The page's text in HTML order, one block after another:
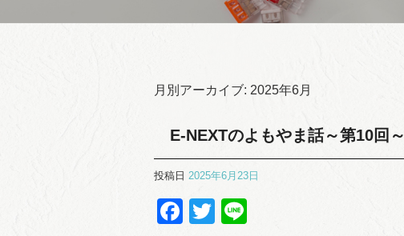
月別アーカイブ: 2025年6月
E-NEXTのよもやま話～第10回～
投稿日 2025年6月23日
Facebook
Twitter